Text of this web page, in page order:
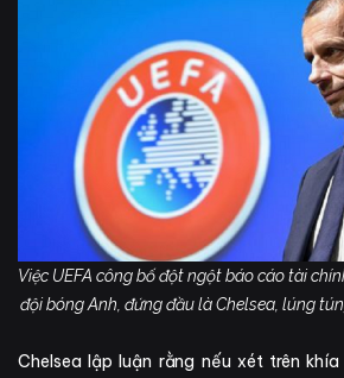
Việc UEFA công bố đột ngột báo cáo tài
đội bóng Anh, đứng đầu là Chelsea, lúng
Chelsea lập luận rằng nếu xét trên